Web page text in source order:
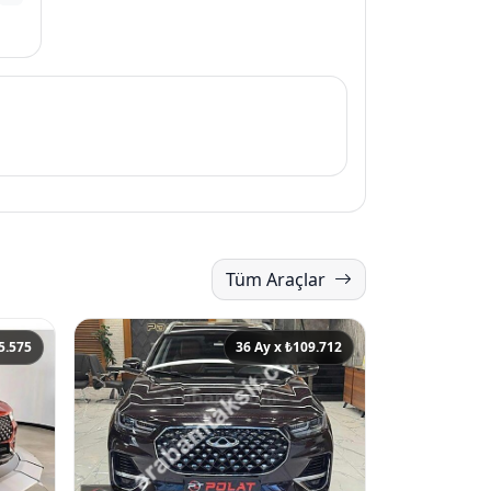
Tüm Araçlar
36 Ay x ₺109.712